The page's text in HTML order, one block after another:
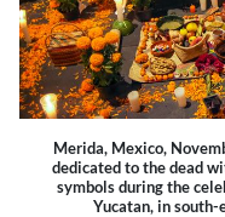
Merida, Mexico,
dedicated to the dead
symbols during the
Yucatan, in